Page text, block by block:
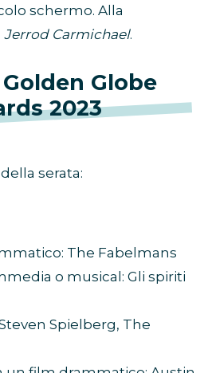
schermo. Alla
Jerrod Carmichael.
Globe
2023
serata:
The Fabelmans
o musical: Gli spiriti
Spielberg, The